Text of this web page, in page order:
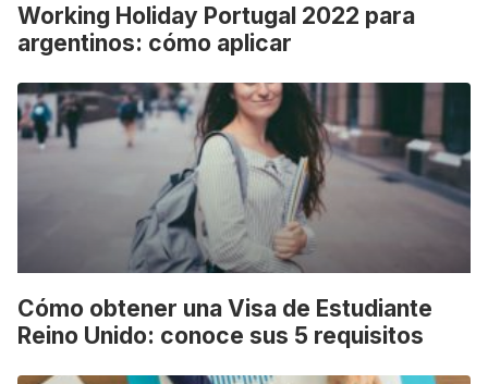
Working Holiday Portugal 2022 para
argentinos: cómo aplicar
Cómo obtener una Visa de Estudiante
Reino Unido: conoce sus 5 requisitos